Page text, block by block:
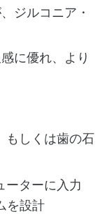
ジルコニア・
に優れ、より
もしくは歯の石
ーターに入力
を設計